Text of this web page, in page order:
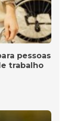
pessoas
trabalho